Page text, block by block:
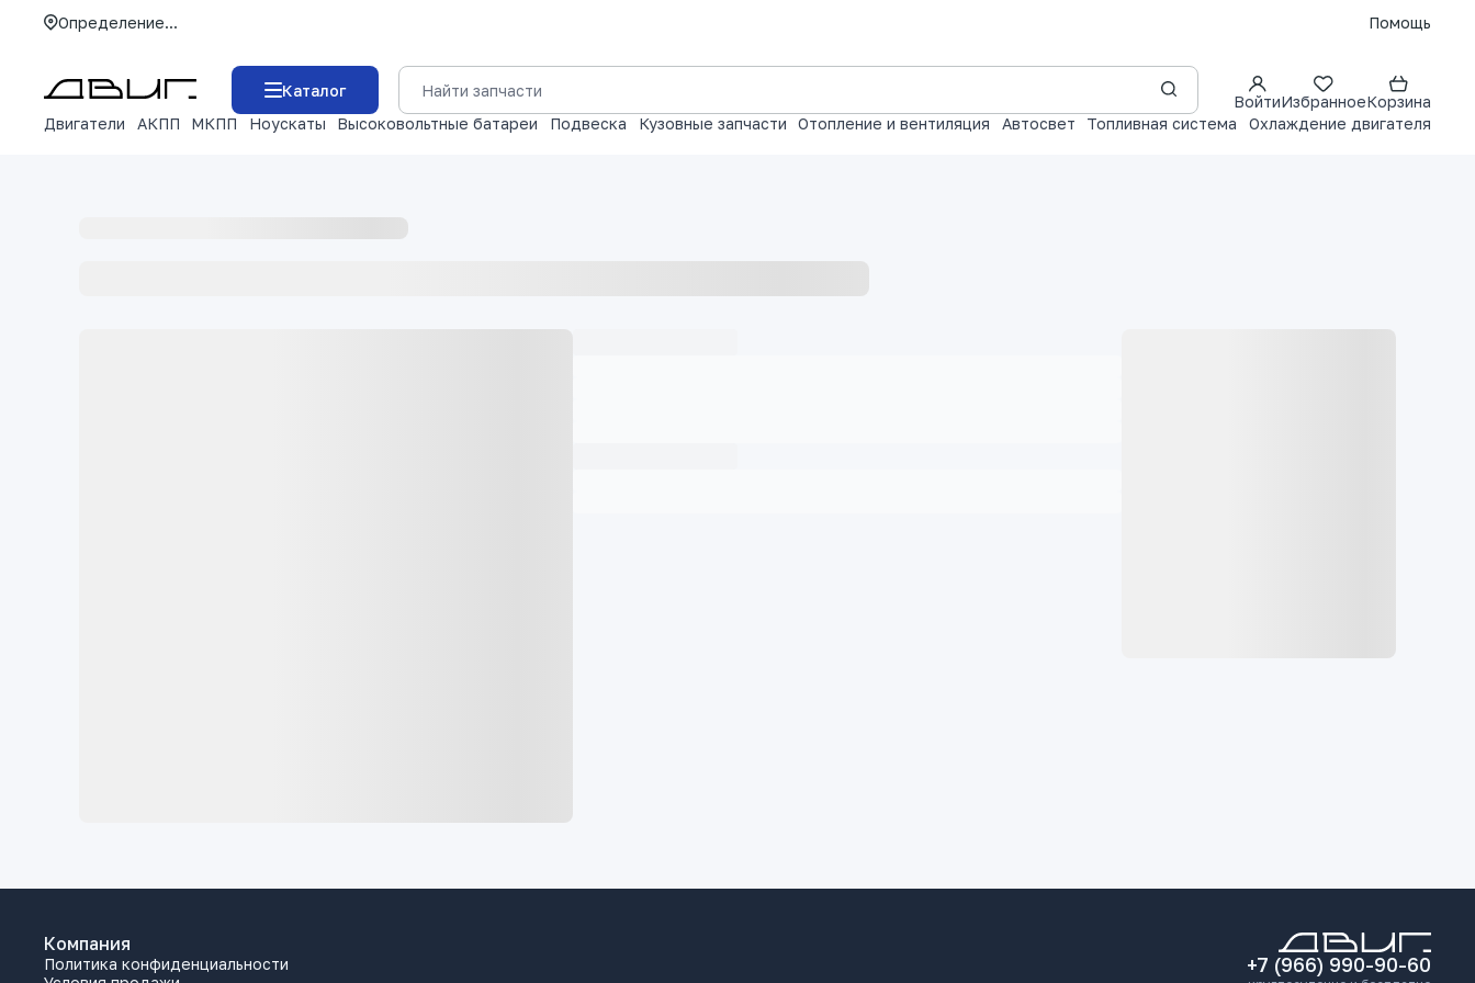
Определение... Помощь
Каталог
ВойтиИзбранноеКорзина
Двигатели
АКПП МКПП Ноускаты Высоковольтные батареи Подвеска Кузовные запчасти Отопление и вентиляция Автосвет Топливная система Охлаждение двигателя
Компания
Политика конфиденциальности
+7 (966) 990-90-60